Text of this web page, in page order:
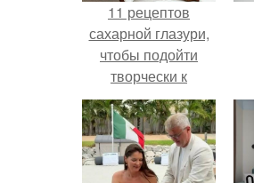
11 рецептов
сахарной глазури,
чтобы подойти
творчески к
украшению
печенюшек.